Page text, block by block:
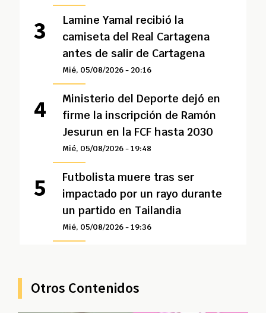
Lamine Yamal recibió la
camiseta del Real Cartagena
antes de salir de Cartagena
Mié, 05/08/2026 - 20:16
Ministerio del Deporte dejó en
firme la inscripción de Ramón
Jesurun en la FCF hasta 2030
Mié, 05/08/2026 - 19:48
Futbolista muere tras ser
impactado por un rayo durante
un partido en Tailandia
Mié, 05/08/2026 - 19:36
Otros Contenidos